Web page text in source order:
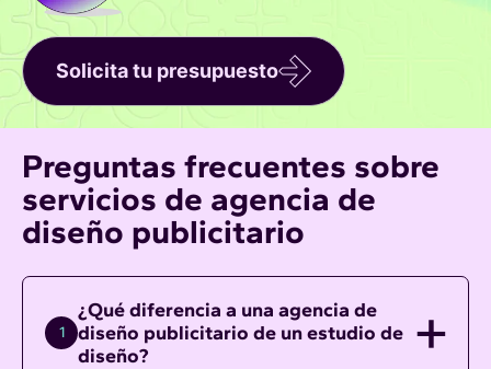
Solicita tu presupuesto
Preguntas frecuentes sobre
servicios de agencia de
diseño publicitario
1
¿Qué diferencia a una agencia de
diseño publicitario de un estudio de
diseño?